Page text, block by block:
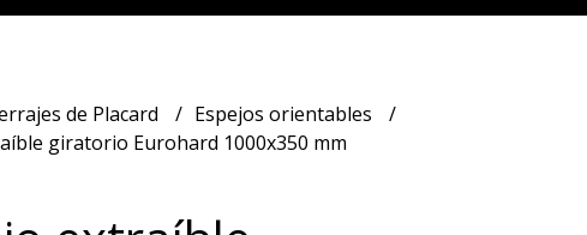
de Placard
Espejos orientables
giratorio Eurohard 1000x350 mm